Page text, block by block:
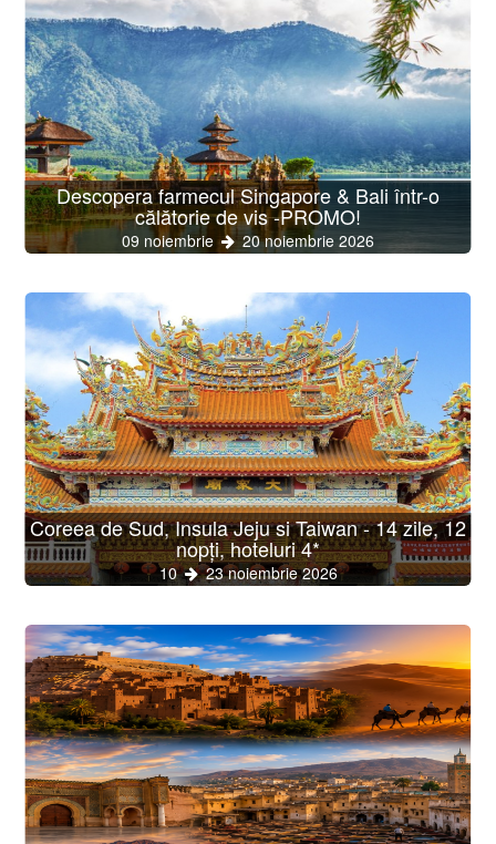
Descopera farmecul Singapore & Bali într-o
călătorie de vis -PROMO!
09 noiembrie 20 noiembrie 2026
Coreea de Sud, Insula Jeju si Taiwan - 14 zile, 12
nopți, hoteluri 4*
10 23 noiembrie 2026